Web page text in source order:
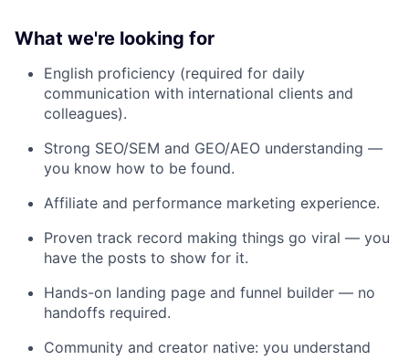
What we're looking for
English proficiency (required for daily
communication with international clients and
colleagues).
Strong SEO/SEM and GEO/AEO understanding —
you know how to be found.
Affiliate and performance marketing experience.
Proven track record making things go viral — you
have the posts to show for it.
Hands-on landing page and funnel builder — no
handoffs required.
Community and creator native: you understand